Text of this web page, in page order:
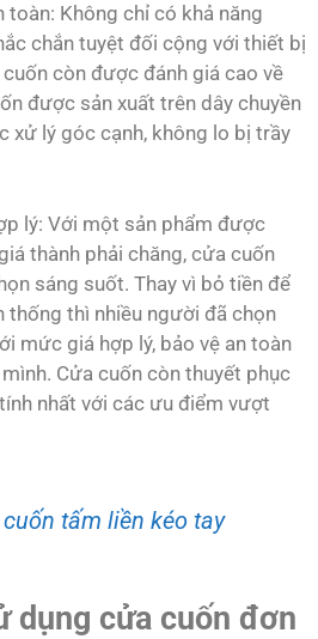
Không chỉ có khả năng
chắn tuyệt đối cộng với thiết bị
còn được đánh giá cao về
được sản xuất trên dây chuyền
xử lý góc cạnh, không lo bị trầy
lý: Với một sản phẩm được
thành phải chăng, cửa cuốn
sáng suốt. Thay vì bỏ tiền để
thống thì nhiều người đã chọn
mức giá hợp lý, bảo vệ an toàn
Cửa cuốn còn thuyết phục
nhất với các ưu điểm vượt
tấm liền kéo tay
dụng cửa cuốn đơn